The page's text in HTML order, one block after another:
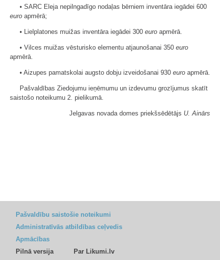
• SARC Eleja nepilngadīgo nodaļas bērniem inventāra iegādei 600
euro apmērā;
• Lielplatones muižas inventāra iegādei 300 euro apmērā.
• Vilces muižas vēsturisko elementu atjaunošanai 350 euro
apmērā.
• Aizupes pamatskolai augsto dobju izveidošanai 930 euro apmērā.
Pašvaldības Ziedojumu ieņēmumu un izdevumu grozījumus skatīt
saistošo noteikumu 2. pielikumā.
Jelgavas novada domes priekšsēdētājs U. Ainārs
Pašvaldību saistošie noteikumi
Administratīvās atbildības ceļvedis
Apmācības
Pilnā versija
Par Likumi.lv